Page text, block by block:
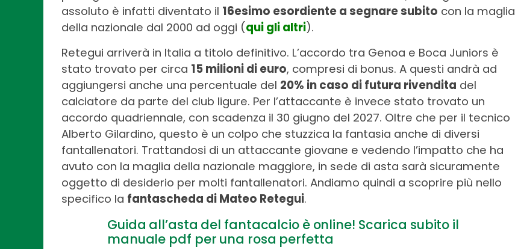
assoluto è infatti diventato il 16esimo esordiente a segnare subito con la maglia
della nazionale dal 2000 ad oggi (qui gli altri).
Retegui arriverà in Italia a titolo definitivo. L’accordo tra Genoa e Boca Juniors è
stato trovato per circa 15 milioni di euro, compresi di bonus. A questi andrà ad
aggiungersi anche una percentuale del 20% in caso di futura rivendita del
calciatore da parte del club ligure. Per l’attaccante è invece stato trovato un
accordo quadriennale, con scadenza il 30 giugno del 2027. Oltre che per il tecnico
Alberto Gilardino, questo è un colpo che stuzzica la fantasia anche di diversi
fantallenatori. Trattandosi di un attaccante giovane e vedendo l’impatto che ha
avuto con la maglia della nazionale maggiore, in sede di asta sarà sicuramente
oggetto di desiderio per molti fantallenatori. Andiamo quindi a scoprire più nello
specifico la fantascheda di Mateo Retegui.
Guida all’asta del fantacalcio è online! Scarica subito il
manuale pdf per una rosa perfetta